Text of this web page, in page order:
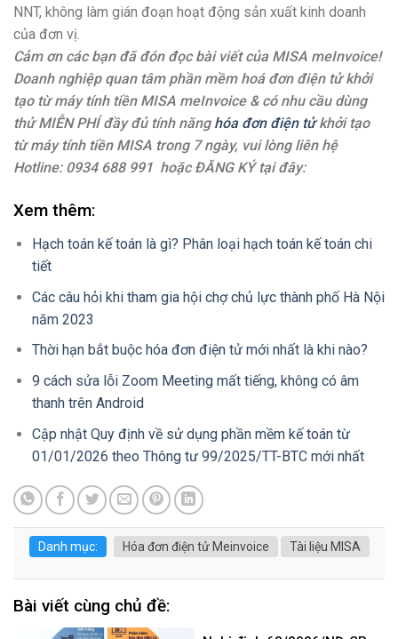
NNT, không làm gián đoạn hoạt động sản xuất kinh doanh
của đơn vị.
Cảm ơn các bạn đã đón đọc bài viết của MISA meInvoice!
Doanh nghiệp quan tâm phần mềm hoá đơn điện tử khởi
tạo từ máy tính tiền MISA meInvoice & có nhu cầu dùng
thử MIỄN PHÍ đầy đủ tính năng hóa đơn điện tửkhởi tạo
từ máy tính tiền MISA trong 7 ngày, vui lòng liên hệ
Hotline: 0934 688 991 hoặc ĐĂNG KÝ tại đây:
Xem thêm:
Hạch toán kế toán là gì? Phân loại hạch toán kế toán chi
tiết
Các câu hỏi khi tham gia hội chợ chủ lực thành phố Hà Nội
năm 2023
Thời hạn bắt buộc hóa đơn điện tử mới nhất là khi nào?
9 cách sửa lỗi Zoom Meeting mất tiếng, không có âm
thanh trên Android
Cập nhật Quy định về sử dụng phần mềm kế toán từ
01/01/2026 theo Thông tư 99/2025/TT-BTC mới nhất
Danh mục: Hóa đơn điện tử Meinvoice Tài liệu MISA
Bài viết cùng chủ đề: